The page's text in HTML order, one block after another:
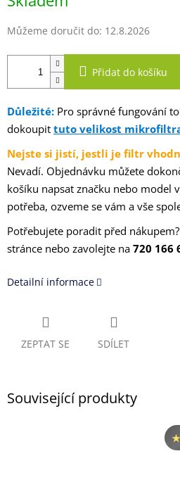
cena:
Můžeme doručit do: 12.8.2026
Přidat do košíku
Důležité: Pro správné fungování
dokoupit tuto velikost
Nejste si jistí, jestli je filtr
Nevadí. Objednávku můžete
košíku napsat značku nebo model
potřeba, ozveme se vám a vše
Potřebujete poradit před
stránce nebo zavolejte na 720 166
Detailní informace
ZEPTAT SE SDÍLET
Související produkty